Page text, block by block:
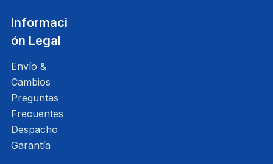
Informaci
ón Legal
Envío &
Cambios
Preguntas
Frecuentes
Despacho
Garantía